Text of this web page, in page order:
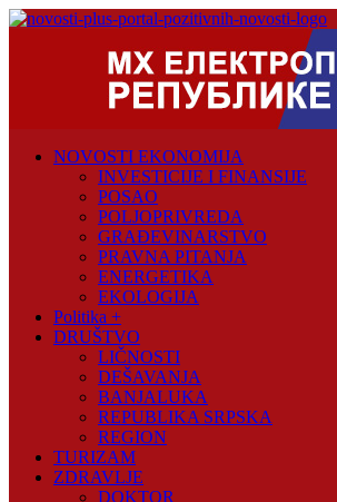
Skip
pozitivnihNOVOSTI EKONOMIJA
INVESTICIJE I FINANSIJE
POSAO
POLJOPRIVREDA
GRAĐEVINARSTVO
PRAVNA PITANJA
ENERGETIKA
EKOLOGIJA
Politika +
DRUŠTVO
LIČNOSTI
DEŠAVANJA
BANJALUKA
REPUBLIKA SRPSKA
REGION
TURIZAM
ZDRAVLJE
DOKTOR